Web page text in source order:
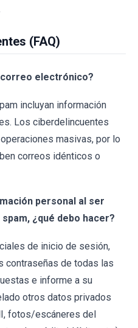
(FAQ)
electrónico?
incluyan información
Los ciberdelincuentes
masivas, por lo
correos idénticos o
personal al ser
¿qué debo hacer?
de inicio de sesión,
contraseñas de todas las
e informe a su
otros datos privados
fotos/escáneres del